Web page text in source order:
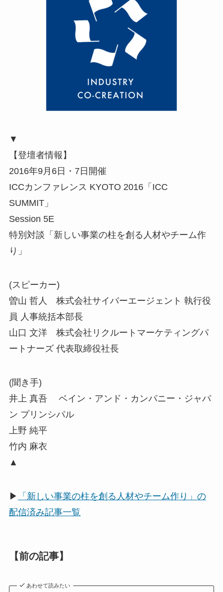
▼
【登壇者情報】
2016年9月6日・7日開催
ICCカンファレンス KYOTO 2016「ICC
SUMMIT」
Session 5E
特別対談「新しい事業の柱を創る人材やチーム作
り」
(スピーカー)
曽山 哲人 株式会社サイバーエージェント 執行役
員 人事統括本部長
山口 文洋 株式会社リクルートマーケティングパ
ートナーズ 代表取締役社長
(聞き手)
井上 真吾 ベイン・アンド・カンパニー・ジャパ
ン プリンシパル
上野 純平
竹内 麻衣
▲
▶
「新しい事業の柱を創る人材やチーム作り」の
配信済み記事一覧
【前の記事】
あわせて読みたい